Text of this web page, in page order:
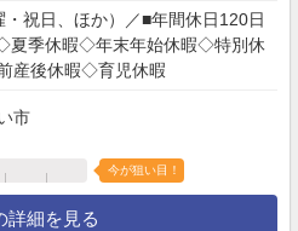
・祝日、ほか）／■年間休日120日
夏季休暇◇年末年始休暇◇特別休
産後休暇◇育児休暇
市
今が狙い目！
詳細を見る